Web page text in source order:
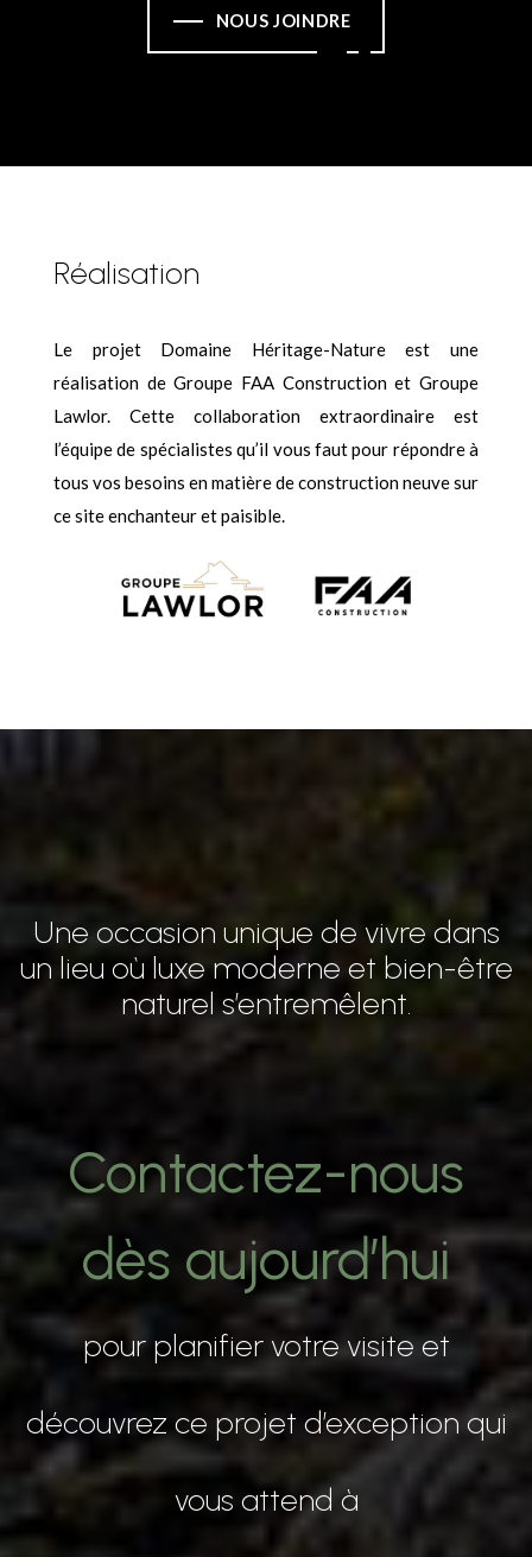
NOUS JOINDRE
Réalisation
Le projet Domaine Héritage-Nature est une
réalisation de Groupe FAA Construction et Groupe
Lawlor. Cette collaboration extraordinaire est
l’équipe de spécialistes qu’il vous faut pour répondre à
tous vos besoins en matière de construction neuve sur
ce site enchanteur et paisible.
Une occasion unique de vivre dans
un lieu où luxe moderne et bien-être
naturel s’entremêlent.
Contactez-nous
dès aujourd’hui
pour planifier votre visite et
découvrez ce projet d’exception qui
vous attend à